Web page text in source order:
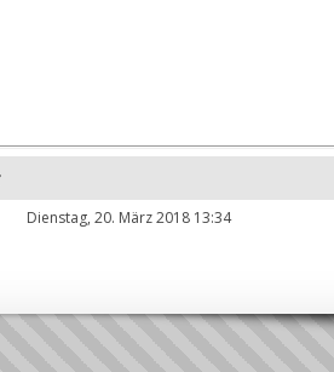
Dienstag, 20. März 2018 13:34